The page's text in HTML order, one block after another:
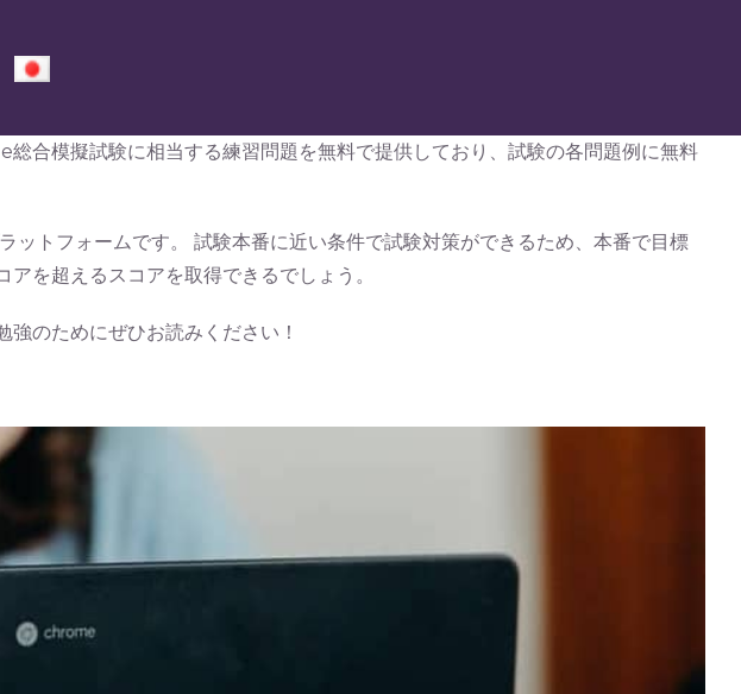
模擬試験に相当する練習問題を無料で提供しており、試験の各問題例に無料
トフォームです。 試験本番に近い条件で試験対策ができるため、本番で目標
を超えるスコアを取得できるでしょう。
のためにぜひお読みください！